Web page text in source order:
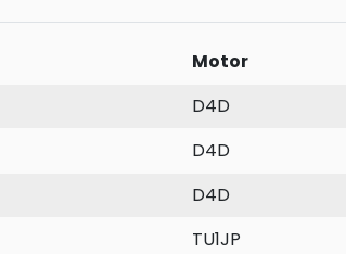
Motor
D4D
D4D
D4D
TU1JP